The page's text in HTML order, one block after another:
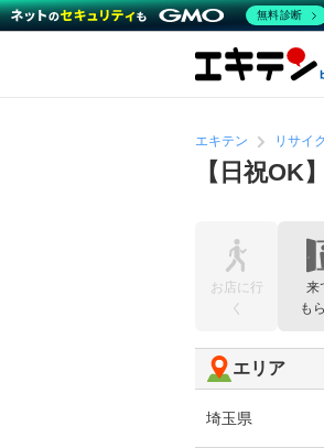
エキテン リサイ
【日祝
お店に行
く
来
も
エリア
埼玉県
無料診断